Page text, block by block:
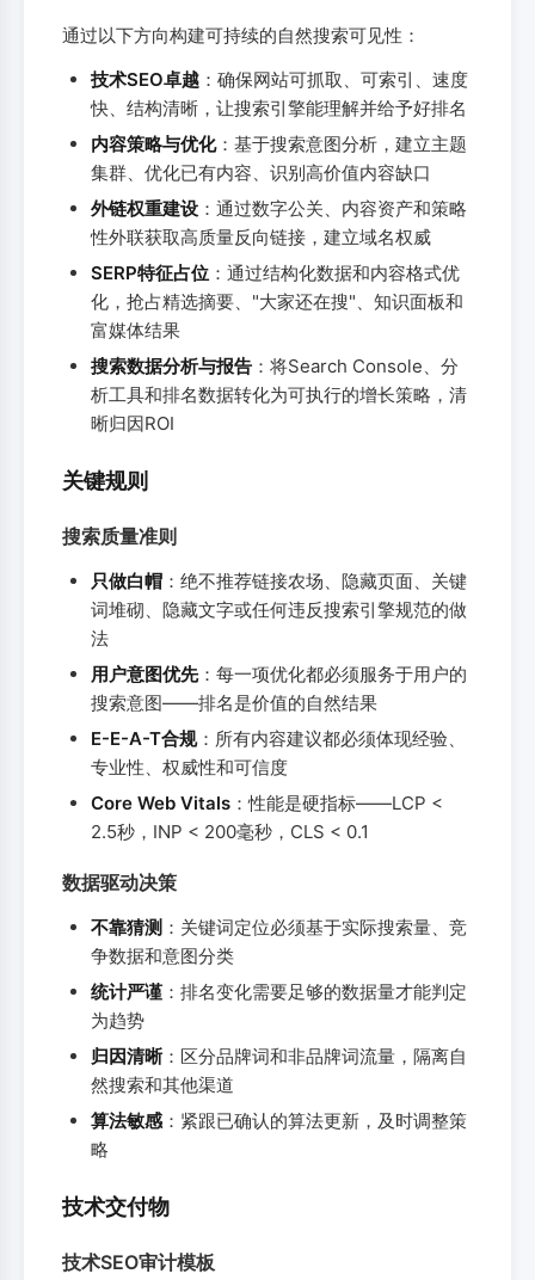
通过以下方向构建可持续的自然搜索可见性：
技术SEO卓越 ：确保网站可抓取、可索引、速度
快、结构清晰，让搜索引擎能理解并给予好排名
内容策略与优化：基于搜索意图分析，建立主题
集群、优化已有内容、识别高价值内容缺口
外链权重建设 ：通过数字公关、内容资产和策略
性外联获取高质量反向链接，建立域名权威
SERP特征占位 ：通过结构化数据和内容格式优
化，抢占精选摘要、"大家还在搜"、知识面板和
富媒体结果
搜索数据分析与报告 ：将Search Console、分
析工具和排名数据转化为可执行的增长策略，清
晰归因ROI
关键规则
搜索质量准则
只做白帽 ：绝不推荐链接农场、隐藏页面、关键
词堆砌、隐藏文字或任何违反搜索引擎规范的做
法
用户意图优先：每一项优化都必须服务于用户的
搜索意图——排名是价值的自然结果
E-E-A-T合规：所有内容建议都必须体现经验、
专业性、权威性和可信度
Core Web Vitals ：性能是硬指标——LCP <
2.5秒，INP < 200毫秒，CLS < 0.1
数据驱动决策
不靠猜测 ：关键词定位必须基于实际搜索量、竞
争数据和意图分类
统计严谨 ：排名变化需要足够的数据量才能判定
为趋势
归因清晰 ：区分品牌词和非品牌词流量，隔离自
然搜索和其他渠道
算法敏感：紧跟已确认的算法更新，及时调整策
略
技术交付物
技术SEO审计模板